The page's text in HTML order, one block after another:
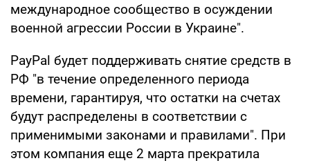
международное сообщество в осуждении
военной агрессии России в Украине".
PayPal будет поддерживать снятие средств в
РФ "в течение определенного периода
времени, гарантируя, что остатки на счетах
будут распределены в соответствии с
применимыми законами и правилами". При
этом компания еще 2 марта прекратила